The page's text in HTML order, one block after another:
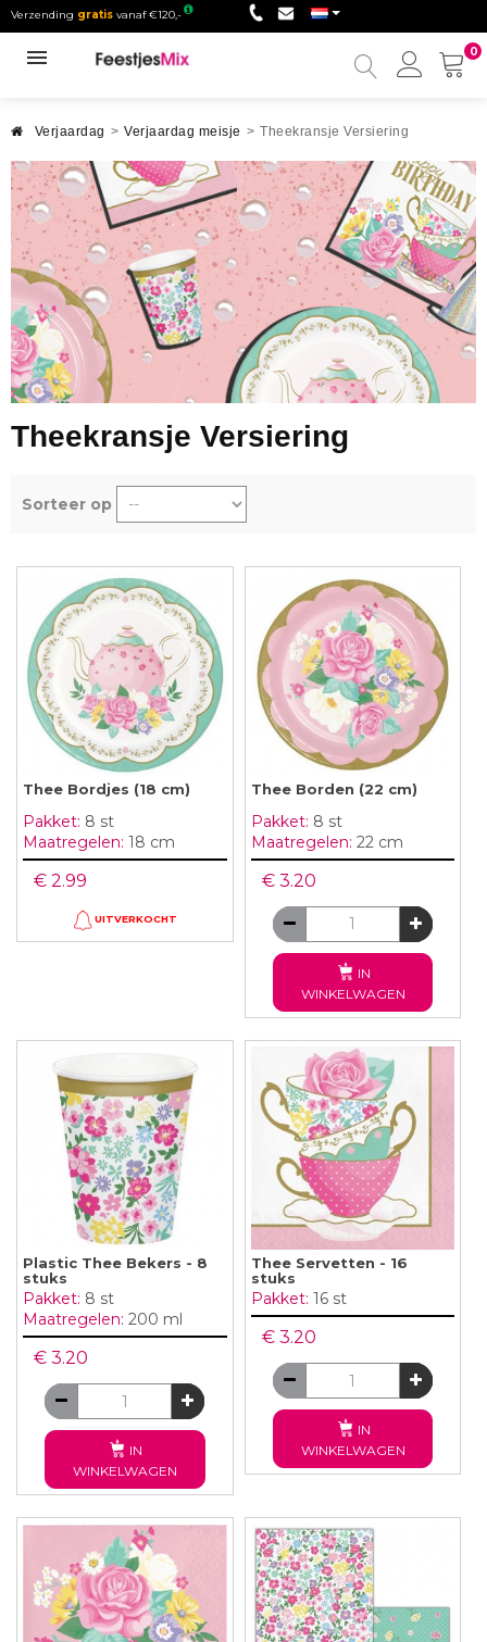
Verzending gratis vanaf €120,-
0
Mijn
Verjaardag > Verjaardag meisje > Theekransje Versiering
Theekransje Versiering
Sorteer op
Thee Bordjes (18 cm)
Pakket: 8 st
Maatregelen: 18 cm
€ 2.99
UITVERKOCHT
Thee Borden (22 cm)
Pakket: 8 st
Maatregelen: 22 cm
€ 3.20
IN
WINKELWAGEN
Plastic Thee Bekers - 8
stuks
Pakket: 8 st
Maatregelen: 200 ml
€ 3.20
IN
WINKELWAGEN
Thee Servetten - 16
stuks
Pakket: 16 st
€ 3.20
IN
WINKELWAGEN